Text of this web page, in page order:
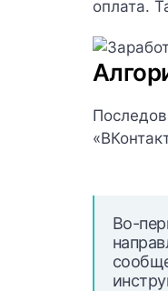
оплата.
Во-